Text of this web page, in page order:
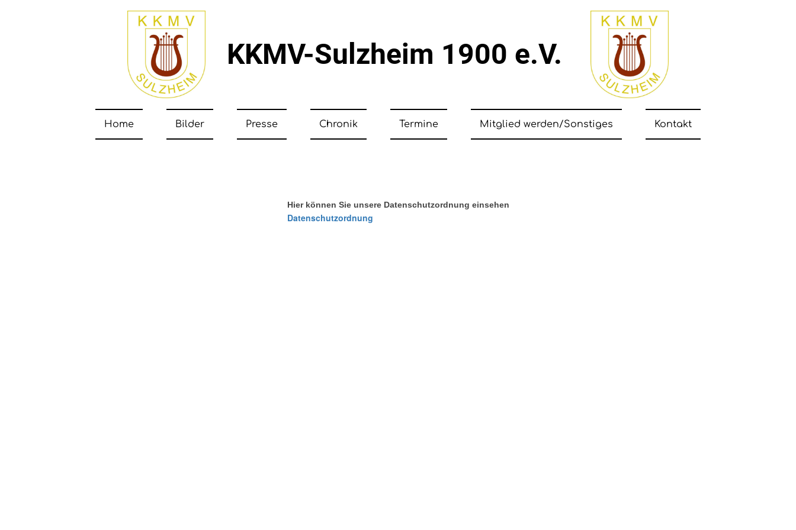
KKMV-Sulzheim 1900 e.V.
Home Bilder Presse Chronik Termine Mitglied werden/Sonstiges Kontakt
Hier können Sie unsere Datenschutzordnung einsehen
Datenschutzordnung